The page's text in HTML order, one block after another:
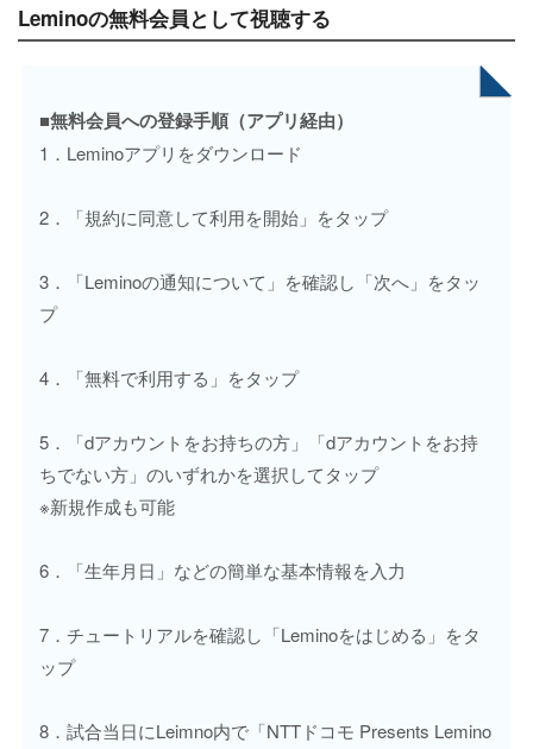
Leminoの無料会員として視聴する
■無料会員への登録手順（アプリ経由）
1．Leminoアプリをダウンロード
2．「規約に同意して利用を開始」をタップ
3．「Leminoの通知について」を確認し「次へ」をタッ
プ
4．「無料で利用する」をタップ
5．「dアカウントをお持ちの方」「dアカウントをお持
ちでない方」のいずれかを選択してタップ
※新規作成も可能
6．「生年月日」などの簡単な基本情報を入力
7．チュートリアルを確認し「Leminoをはじめる」をタ
ップ
8．試合当日にLeimno内で「NTTドコモ Presents Lemino